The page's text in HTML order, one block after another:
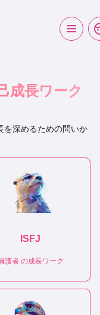
成長ワーク
を深めるための問いか
ISFJ
護者の成長ワーク